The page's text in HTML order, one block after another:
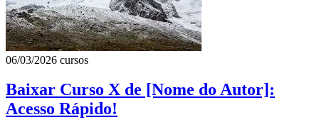
06/03/2026 cursos
Baixar Curso X de [Nome do Autor]:
Acesso Rápido!